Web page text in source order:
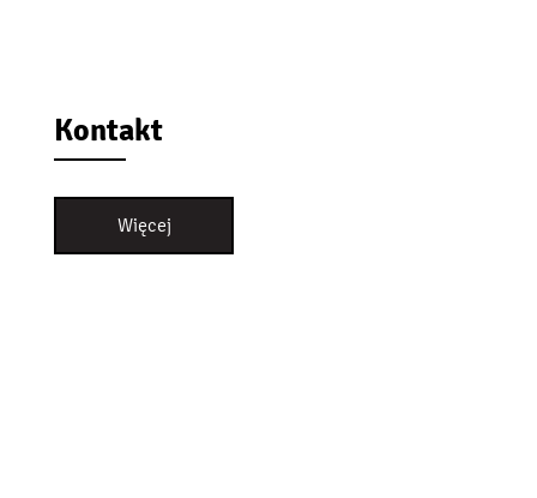
Kontakt
Więcej